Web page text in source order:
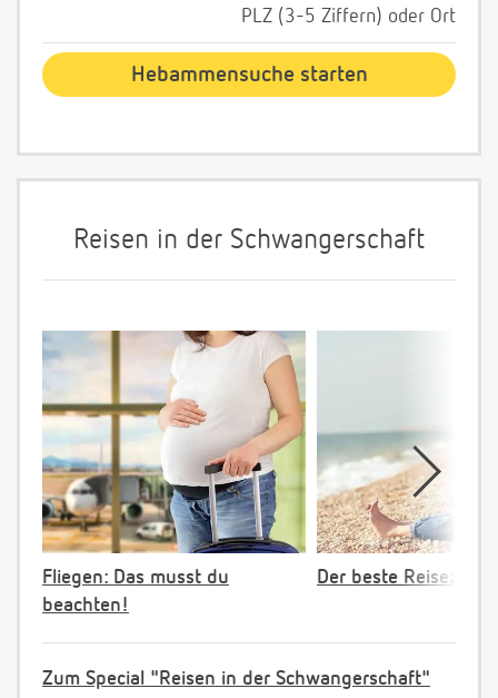
PLZ (3-5 Ziffern) oder Ort
Reisen in der Schwangerschaft
Fliegen: Das musst du
beachten!
Der beste
Zum Special "Reisen in der Schwangerschaft"